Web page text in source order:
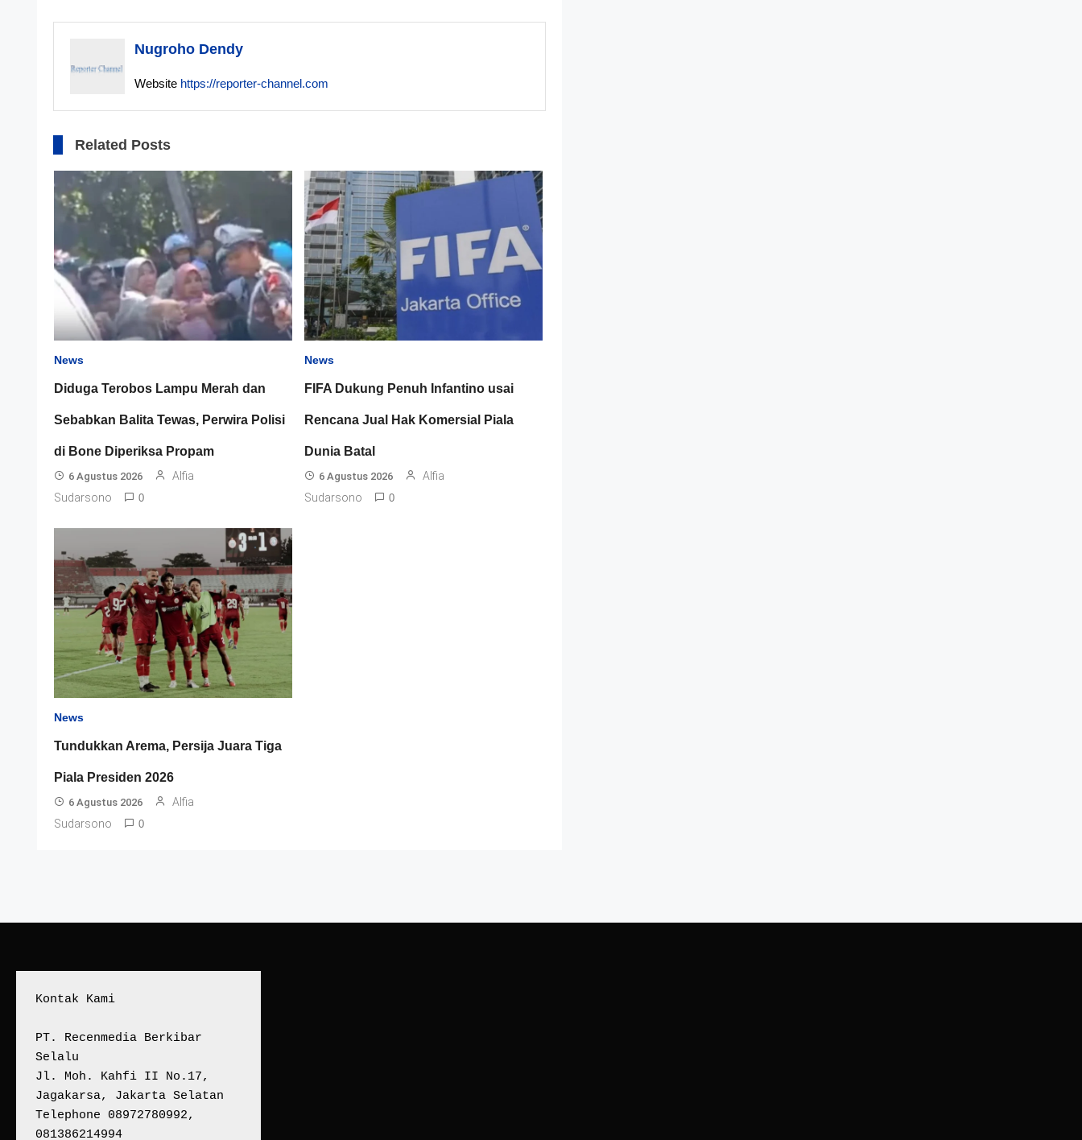
pos
Nugroho Dendy
Website https://reporter-channel.com
Related Posts
News
Diduga Terobos Lampu Merah dan
Sebabkan Balita Tewas, Perwira Polisi
di Bone Diperiksa Propam
6 Agustus 2026
Alfia
Sudarsono
0
News
FIFA Dukung Penuh Infantino usai
Rencana Jual Hak Komersial Piala
Dunia Batal
6 Agustus 2026
Alfia
Sudarsono
0
News
Tundukkan Arema, Persija Juara Tiga
Piala Presiden 2026
6 Agustus 2026
Alfia
Sudarsono
0
Kontak Kami
PT. Recenmedia Berkibar
Selalu
Jl. Moh. Kahfi II No.17,
Jagakarsa, Jakarta Selatan
Telephone 08972780992,
081386214994